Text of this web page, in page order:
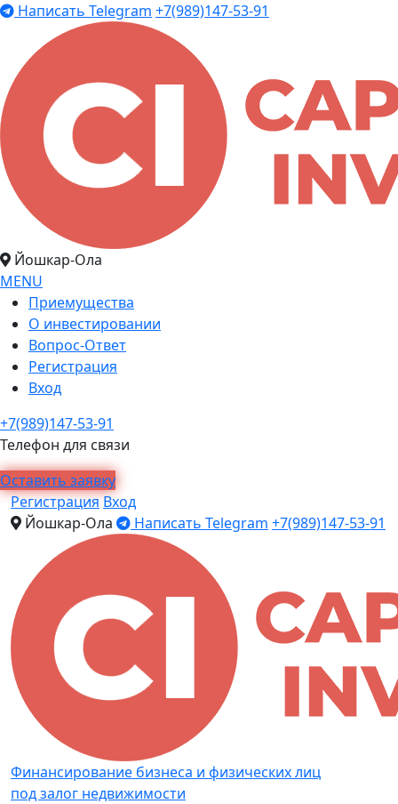
Написать Telegram +7(989)147-53-91
Йошкар-Ола
MENU
Приемущества
О инвестировании
Вопрос-Ответ
Регистрация
Вход
+7(989)147-53-91
Телефон для связи
Оставить заявку
РегистрацияВход
Йошкар-Ола
Написать Telegram +7(989)147-53-91
Финансирование бизнеса и физических лиц
под залог недвижимости